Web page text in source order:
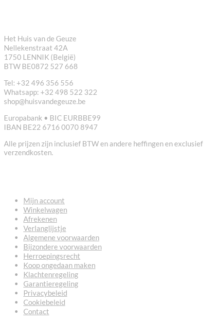
Het Huis van de Geuze
Nellekenstraat 42A
1750 LENNIK (België)
BTW BE0872 527 668
Tel: +32 496 356 556
Whatsapp: +32 498 522 322
shop@huisvandegeuze.be
Europabank • BIC EURBBE99
IBAN BE22 6716 0070 8947
Alle prijzen zijn inclusief BTW en andere heffingen en exclusief
verzendkosten.
Mijn account
Winkelwagen
Afrekenen
Verlanglijstje
Algemene voorwaarden
Bijzondere voorwaarden
Herroepingsrecht
Koop ongedaan maken
Klachtenregeling
Garantieregeling
Privacybeleid
Cookiebeleid
Contact